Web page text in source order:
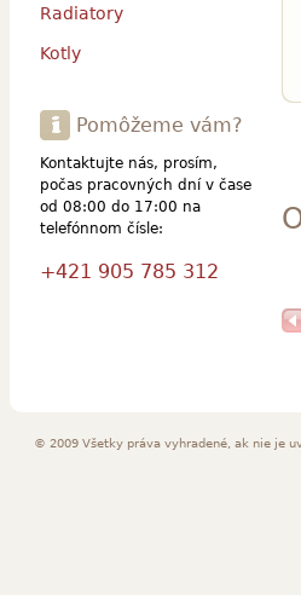
Radiatory
Kotly
Pomôžeme vám?
Kontaktujte nás, prosím,
počas pracovných dní v čase
od 08:00 do 17:00 na
telefónnom čísle:
+421 905 785 312
© 2009 Všetky práva vyhradené, ak nie je